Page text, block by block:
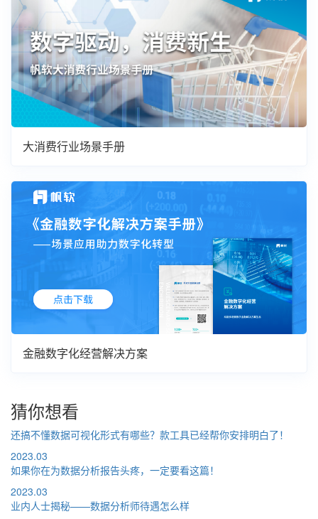
大消费行业场景手册
金融数字化经营解决方案
猜你想看
还搞不懂数据可视化形式有哪些？款工具已经帮你安排明白了！
2023.03
如果你在为数据分析报告头疼，一定要看这篇！
2023.03
业内人士揭秘——数据分析师待遇怎么样